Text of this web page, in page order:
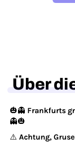
Über
🎃👻 Frankfurts
👻🎃
⚠️ Achtung,